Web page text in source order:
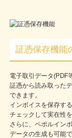
経営サポート
創業支援・会
顧問契約のながれ
お問い合わせ
個人情報保護
証憑保存機能
電子取引データ(PDF
証憑から読み取った
できます。
インボイスを保存す
チェックして実在性
さらに、ペポルイン
データの生成も可能で